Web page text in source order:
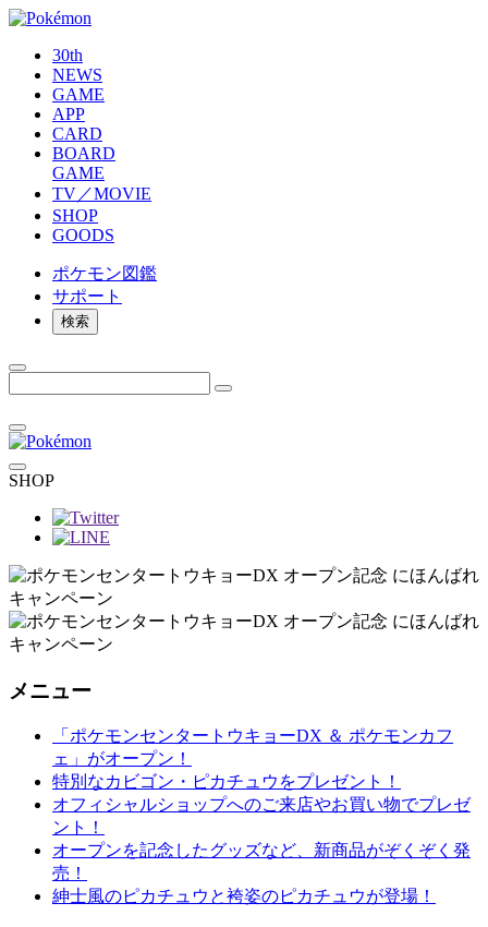
30th
NEWS
GAME
APP
CARD
BOARD
GAME
TV／MOVIE
SHOP
GOODS
ポケモン図鑑
サポート
検索
SHOP
メニュー
「ポケモンセンタートウキョーDX ＆ ポケモンカフ
ェ」がオープン！
特別なカビゴン・ピカチュウをプレゼント！
オフィシャルショップへのご来店やお買い物でプレゼ
ント！
オープンを記念したグッズなど、新商品がぞくぞく発
売！
紳士風のピカチュウと袴姿のピカチュウが登場！